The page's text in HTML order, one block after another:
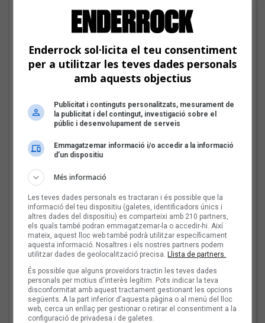
El Sona9 d'estiu d'iCat
descobreix els
concursants balears i
valencians
Tot a punt per la Plaça
del Folk 2026
Cases
Joana Gomila:
«L’algoritme eren els
amics, entrar dins un
bar, anar a un concert, la
revista de torn»
Enderrock sol·licita el teu consentiment
per a utilitzar les teves dades personals
amb aquests objectius
Publicitat i continguts personalitzats, mesurament de
la publicitat i del contingut, investigació sobre el
públic i desenvolupament de serveis
Emmagatzemar informació i/o accedir a la informació
d’un dispositiu
Més informació
Les teves dades personals es tractaran i és possible que la
informació del teu dispositiu (galetes, identificadors únics i
altres dades del dispositiu) es comparteixi amb 210 partners,
els quals també podran emmagatzemar-la o accedir-hi. Així
mateix, aquest lloc web també podrà utilitzar específicament
aquesta informació. Nosaltres i els nostres partners podem
utilitzar dades de geolocalització precisa.Llista de partners.
És possible que alguns proveïdors tractin les teves dades
personals per motius d'interès legítim. Pots indicar la teva
disconformitat amb aquest tractament gestionant les opcions
següents. A la part inferior d'aquesta pàgina o al menú del lloc
web, cerca un enllaç per gestionar o retirar el consentiment a la
configuració de privadesa i de galetes.